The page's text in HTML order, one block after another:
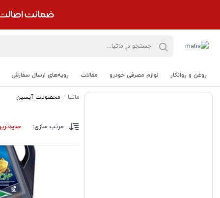
روغن و روانکار لوازم مصرفی خودرو مقالات رویه‌های ارسال سفارش
ماتیا محصولات آیسین
مرتب سازی: